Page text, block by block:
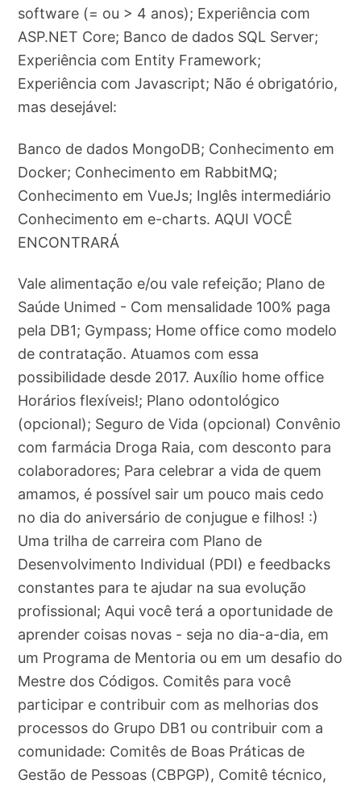
software (= ou > 4 anos); Experiência com
ASP.NET Core; Banco de dados SQL Server;
Experiência com Entity Framework;
Experiência com Javascript; Não é obrigatório,
mas desejável:
Banco de dados MongoDB; Conhecimento em
Docker; Conhecimento em RabbitMQ;
Conhecimento em VueJs; Inglês intermediário
Conhecimento em e-charts. AQUI VOCÊ
ENCONTRARÁ
Vale alimentação e/ou vale refeição; Plano de
Saúde Unimed - Com mensalidade 100% paga
pela DB1; Gympass; Home office como modelo
de contratação. Atuamos com essa
possibilidade desde 2017. Auxílio home office
Horários flexíveis!; Plano odontológico
(opcional); Seguro de Vida (opcional) Convênio
com farmácia Droga Raia, com desconto para
colaboradores; Para celebrar a vida de quem
amamos, é possível sair um pouco mais cedo
no dia do aniversário de conjugue e filhos! :)
Uma trilha de carreira com Plano de
Desenvolvimento Individual (PDI) e feedbacks
constantes para te ajudar na sua evolução
profissional; Aqui você terá a oportunidade de
aprender coisas novas - seja no dia-a-dia, em
um Programa de Mentoria ou em um desafio do
Mestre dos Códigos. Comitês para você
participar e contribuir com as melhorias dos
processos do Grupo DB1 ou contribuir com a
comunidade: Comitês de Boas Práticas de
Gestão de Pessoas (CBPGP), Comitê técnico,